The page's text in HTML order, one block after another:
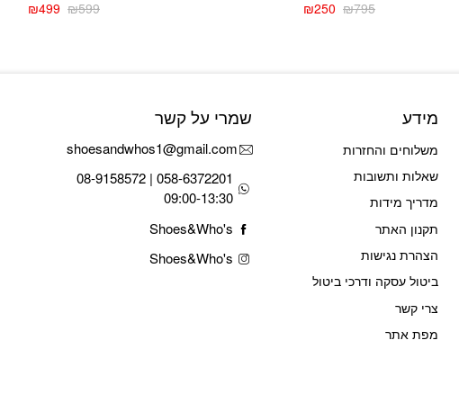
₪795
המחיר
₪250
המחיר
₪599
המחיר
₪499
המחיר
מידע
משלוחים והחזרות
שאלות ותשובות
מדריך מידות
תקנון האתר
הצהרת נגישות
ביטול עסקה ודרכי ביטול
צרי קשר
מפת אתר
שמרי על קשר
shoesandwhos1@gmail.com
058-6372201 | 08-9158572
09:00-13:30
Shoes&Who's
Shoes&Who's